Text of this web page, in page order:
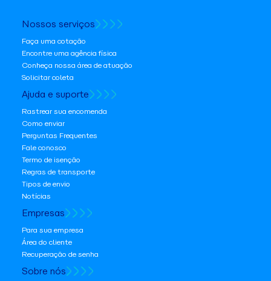
Nossos serviços
Faça uma cotação
Encontre uma agência física
Conheça nossa área de atuação
Solicitar coleta
Ajuda e suporte
Rastrear sua encomenda
Como enviar
Perguntas Frequentes
Fale conosco
Termo de isenção
Regras de transporte
Tipos de envio
Notícias
Empresas
Para sua empresa
Área do cliente
Recuperação de senha
Sobre nós